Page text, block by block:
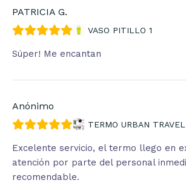
PATRICIA G.
VASO PITILLO 1
Súper! Me encantan
Anónimo
TERMO URBAN
Excelente servicio, el termo llego en
atención por parte del personal
recomendable.